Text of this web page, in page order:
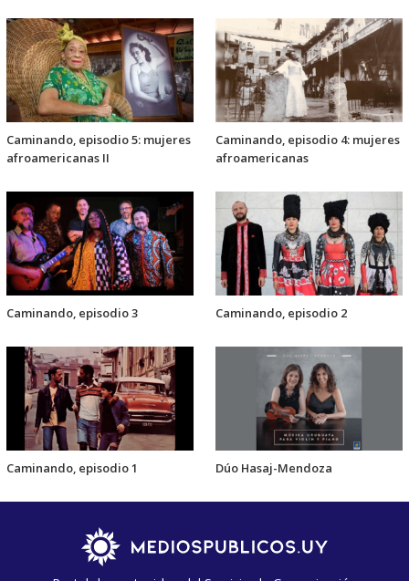
Caminando, episodio 5: mujeres
afroamericanas II
Caminando, episodio 4: mujeres
afroamericanas
Caminando, episodio 3 Caminando, episodio 2
Caminando, episodio 1 Dúo Hasaj-Mendoza